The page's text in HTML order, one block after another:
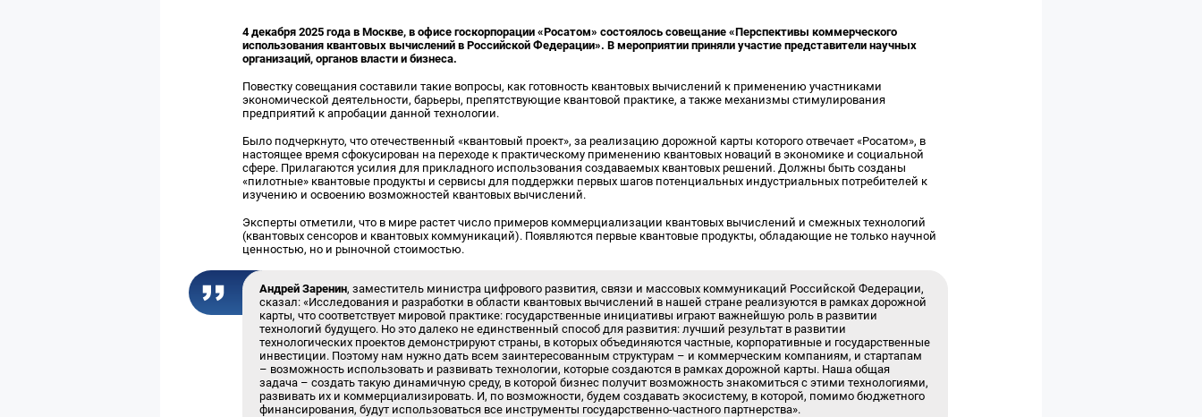
4 декабря 2025 года в Москве, в офисе госкорпорации «Росатом» состоялось совещание «Перспективы коммерческого
использования квантовых вычислений в Российской Федерации». В мероприятии приняли участие представители научных
организаций, органов власти и бизнеса.
Повестку совещания составили такие вопросы, как готовность квантовых вычислений к применению участниками
экономической деятельности, барьеры, препятствующие квантовой практике, а также механизмы стимулирования
предприятий к апробации данной технологии.
Было подчеркнуто, что отечественный «квантовый проект», за реализацию дорожной карты которого отвечает «Росатом», в
настоящее время сфокусирован на переходе к практическому применению квантовых новаций в экономике и социальной
сфере. Прилагаются усилия для прикладного использования создаваемых квантовых решений. Должны быть созданы
«пилотные» квантовые продукты и сервисы для поддержки первых шагов потенциальных индустриальных потребителей к
изучению и освоению возможностей квантовых вычислений.
Эксперты отметили, что в мире растет число примеров коммерциализации квантовых вычислений и смежных технологий
(квантовых сенсоров и квантовых коммуникаций). Появляются первые квантовые продукты, обладающие не только научной
ценностью, но и рыночной стоимостью.
Андрей Заренин, заместитель министра цифрового развития, связи и массовых коммуникаций Российской Федерации,
сказал: «Исследования и разработки в области квантовых вычислений в нашей стране реализуются в рамках дорожной
карты, что соответствует мировой практике: государственные инициативы играют важнейшую роль в развитии
технологий будущего. Но это далеко не единственный способ для развития: лучший результат в развитии
технологических проектов демонстрируют страны, в которых объединяются частные, корпоративные и государственные
инвестиции. Поэтому нам нужно дать всем заинтересованным структурам – и коммерческим компаниям, и стартапам
– возможность использовать и развивать технологии, которые создаются в рамках дорожной карты. Наша общая
задача – создать такую динамичную среду, в которой бизнес получит возможность знакомиться с этими технологиями,
развивать их и коммерциализировать. И, по возможности, будем создавать экосистему, в которой, помимо бюджетного
финансирования, будут использоваться все инструменты государственно-частного партнерства».